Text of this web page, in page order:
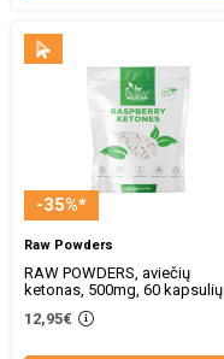
-35%*
Raw Powders
RAW POWDERS, aviečių
ketonas, 500mg, 60 kapsulių
12,95€